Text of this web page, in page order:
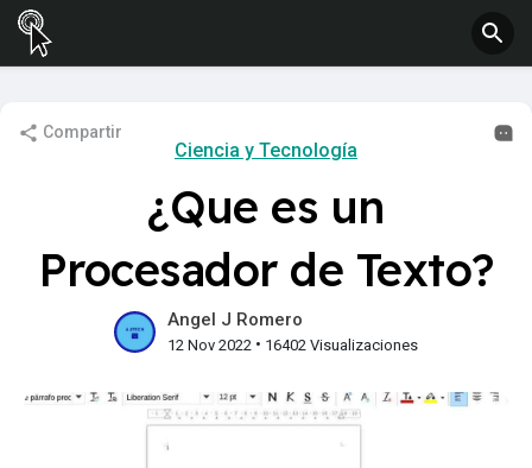
Compartir
Ciencia y Tecnología
¿Que es un
Procesador de Texto?
Angel J Romero
12 Nov 2022 • 16402 Visualizaciones